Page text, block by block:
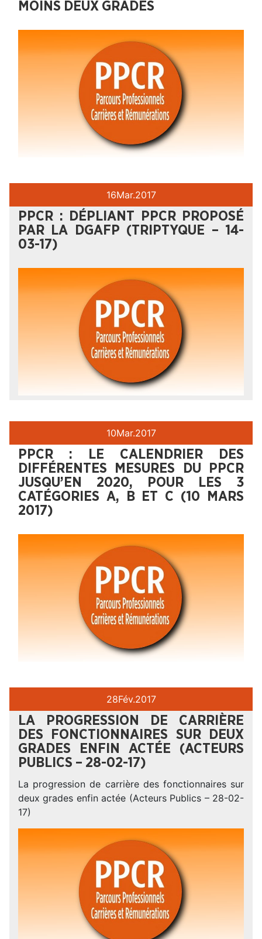
MOINS DEUX GRADES
16Mar.2017
PPCR : DÉPLIANT PPCR PROPOSÉ
PAR LA DGAFP (TRIPTYQUE – 14-
03-17)
10Mar.2017
PPCR : LE CALENDRIER DES
DIFFÉRENTES MESURES DU PPCR
JUSQU’EN 2020, POUR LES 3
CATÉGORIES A, B ET C (10 MARS
2017)
28Fév.2017
LA PROGRESSION DE CARRIÈRE
DES FONCTIONNAIRES SUR DEUX
GRADES ENFIN ACTÉE (ACTEURS
PUBLICS – 28-02-17)
La progression de carrière des fonctionnaires sur
deux grades enfin actée (Acteurs Publics – 28-02-
17)